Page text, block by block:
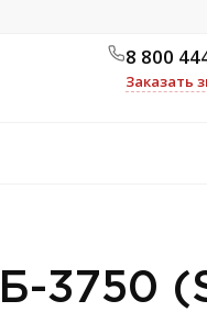
8 800
Заказать
3750